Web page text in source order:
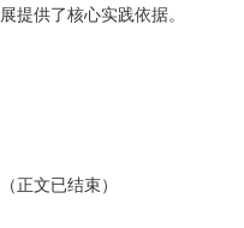
展提供了核心实践依据。
（正文已结束）